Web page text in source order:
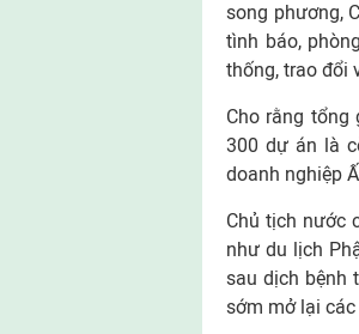
song phương,
tình báo,
thống, trao đổi
Cho rằng
300 dự án là
doanh nghiệp
Chủ tịch nước
như du lịch
sau dịch bệnh
sớm mở lại